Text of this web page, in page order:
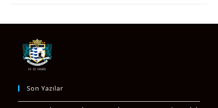
Son Yazılar